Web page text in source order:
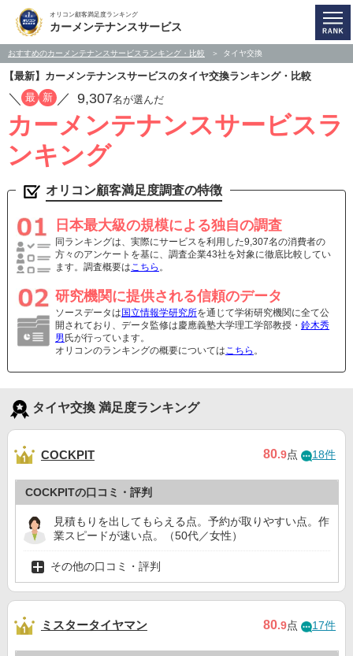
オリコン顧客満足度ランキング
カーメンテナンスサービス
おすすめのカーメンテナンスサービスランキング・比較 タイヤ交換
【最新】カーメンテナンスサービスのタイヤ交換ランキング・比較
／ 最 新 ／ 9,307名が選んだ
カーメンテナンスサービスラ
ンキング
オリコン顧客満足度調査の特徴
日本最大級の規模による独自の調査
同ランキングは、実際にサービスを利用した9,307名の消費者の
方々のアンケートを基に、調査企業43社を対象に徹底比較してい
ます。調査概要はこちら 。
研究機関に提供される信頼のデータ
ソースデータは 国立情報学研究所を通じて学術研究機関に全て公
開されており、データ監修は慶應義塾大学理工学部教授・ 鈴木秀
男 氏が行っています。
オリコンのランキングの概要についてはこちら 。
タイヤ交換 満足度ランキング
COCKPIT 80.9点 18件
COCKPITの口コミ・評判
見積もりを出してもらえる点。予約が取りやすい点。作
業スピードが速い点。（50代／女性）
その他の口コミ・評判
ミスタータイヤマン 80.9点 17件